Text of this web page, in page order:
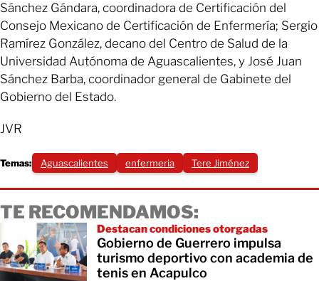
Sánchez Gándara, coordinadora de Certificación del
Consejo Mexicano de Certificación de Enfermería; Sergio
Ramírez González, decano del Centro de Salud de la
Universidad Autónoma de Aguascalientes, y José Juan
Sánchez Barba, coordinador general de Gabinete del
Gobierno del Estado.
JVR
Temas: Aguascalientes enfermeria Tere Jiménez
TE RECOMENDAMOS:
Destacan condiciones otorgadas
Gobierno de Guerrero impulsa
turismo deportivo con academia de
tenis en Acapulco